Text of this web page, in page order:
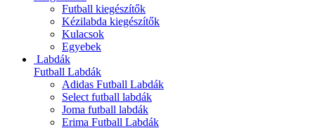
Futball kiegészítők
Kézilabda kiegészítők
Kulacsok
Egyebek
Labdák
Futball Labdák
Adidas Futball Labdák
Select futball labdák
Joma futball labdák
Erima Futball Labdák